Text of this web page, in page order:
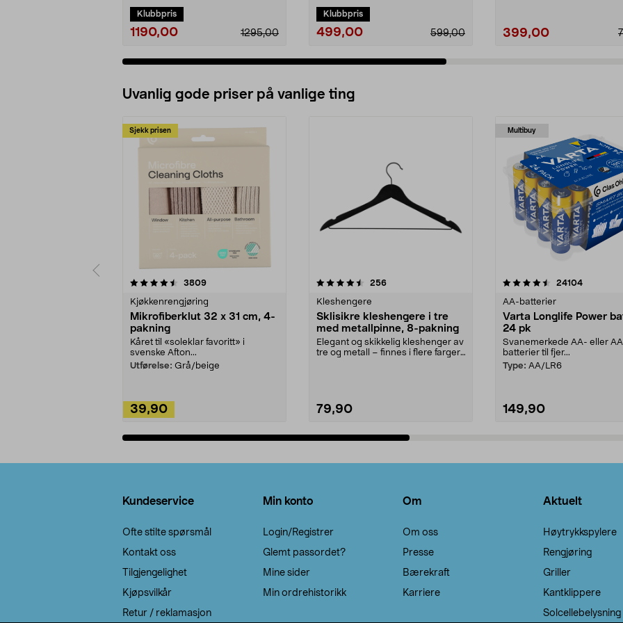
Klubbpris
1190,00 1295,00
Klubbpris
499,00 599,00 399,00
Uvanlig gode priser på vanlige ting
Sjekk prisen
3809anmeldelser
Kjøkkenrengjøring
Mikrofiberklut 32 x 31 cm, 4-
pakning
Kåret til «soleklar favoritt» i
svenske Afton...
Utførelse: Grå/beige
39,90
4.5av 5 stjerner 256anmeldelser
Kleshengere
Sklisikre kleshengere i tre
med metallpinne, 8-pakning
Elegant og skikkelig kleshenger av
tre og metall – finnes i flere farger.
79,90
Multibuy
4.5av 5 stjerner 24104
AA-batterier
Varta Longlife Power
24 pk
Svanemerkede AA- eller
batterier til fjer...
Type: AA/LR6
149,90
4.5av 5 stjerner
Kundeservice
Ofte stilte spørsmål
Kontakt oss
Tilgjengelighet
Kjøpsvilkår
Retur / reklamasjon
Min konto
Login/Registrer
Glemt passordet?
Mine sider
Min ordrehistorikk
Om
Om oss
Presse
Bærekraft
Karriere
Aktuelt
Høytrykkspylere
Rengjøring
Griller
Kantklippere
Solcellebelysning